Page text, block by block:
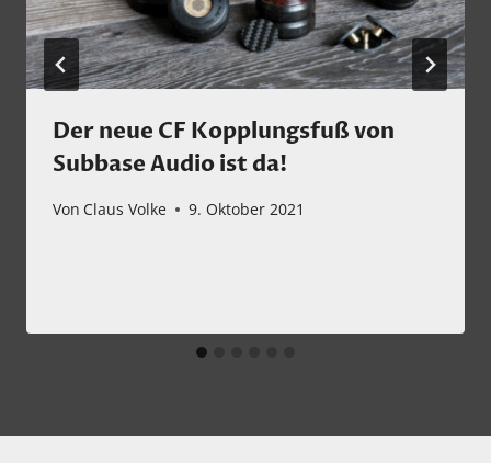
Der neue CF Kopplungsfuß von
Subbase Audio ist da!
Von Claus Volke 9. Oktober 2021